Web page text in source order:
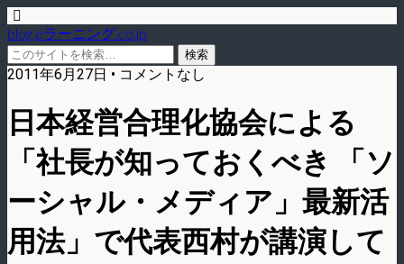
blog.eラーニング.co.jp
2011年6月27日 • コメントなし
日本経営合理化協会による
「社長が知っておくべき 「ソ
ーシャル・メディア」最新活
用法」で代表西村が講演して